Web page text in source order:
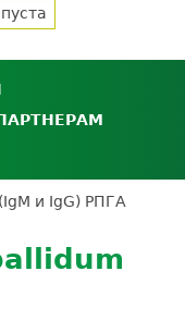
мер для
кабинет
партнёра
Экскурсия в
и IgG) РПГА